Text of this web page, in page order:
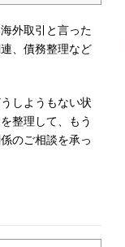
外取引と言った
、債務整理など
しようもない状
整理して、もう
のご相談を承っ